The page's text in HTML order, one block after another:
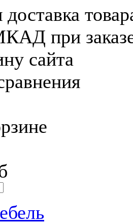
доставка
при
сайта